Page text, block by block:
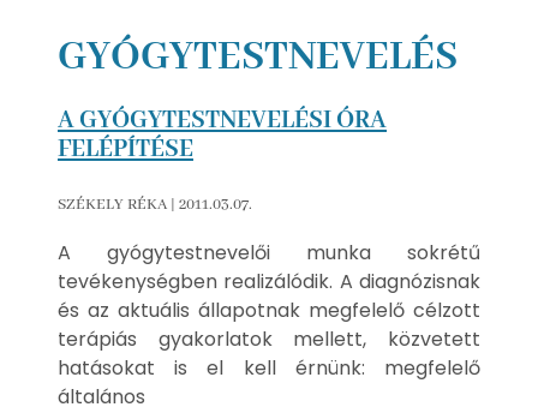
GYÓGYTESTNEVELÉS
A GYÓGYTESTNEVELÉSI ÓRA
FELÉPÍTÉSE
SZÉKELY RÉKA 2011.03.07.
A gyógytestnevelői munka sokrétű
tevékenységben realizálódik. A diagnózisnak
és az aktuális állapotnak megfelelő célzott
terápiás gyakorlatok mellett, közvetett
hatásokat is el kell érnünk: megfelelő
általános